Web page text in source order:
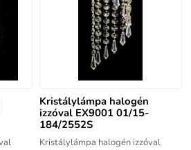
Kristálylámpa halogén
izzóval EX9001 01/15-
184/2552S
Kristálylámpa halogén izzóval